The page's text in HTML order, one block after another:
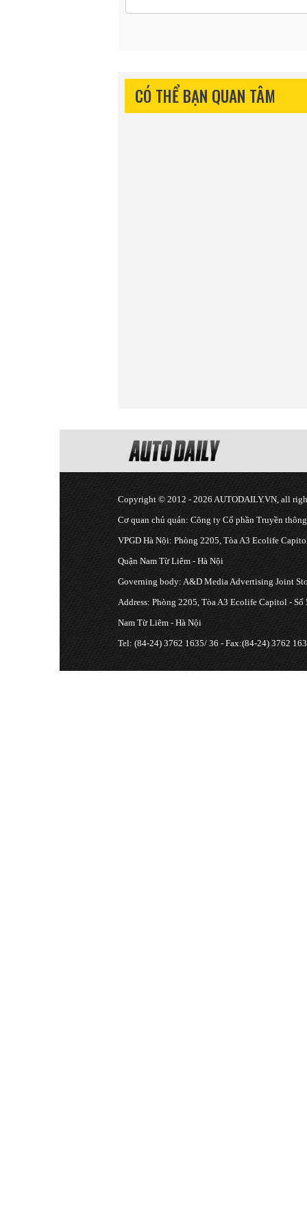
CÓ THỂ BẠN QUAN TÂM
Copyright © 2012 - 2026 AUTODAILY.VN, all
Cơ quan chủ quản: Công ty Cổ phần Truyền
VPGD Hà Nội: Phòng 2205, Tòa A3 Ecolife
Quận Nam Từ Liêm - Hà Nội
Governing body: A&D Media Advertising Joint
Address: Phòng 2205, Tòa A3 Ecolife Capitol -
Nam Từ Liêm - Hà Nội
Tel: (84-24) 3762 1635/ 36 - Fax:(84-24) 3762